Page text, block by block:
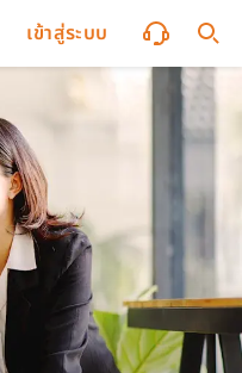
เข้าสู่ระบบ